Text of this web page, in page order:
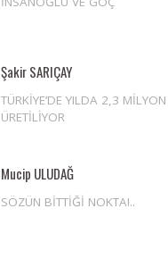
Şakir SARIÇAY
TÜRKİYE’DE YILDA 2,3
ÜRETİLİYOR
Mucip ULUDAĞ
SÖZÜN BİTTİĞİ NOKTA!..